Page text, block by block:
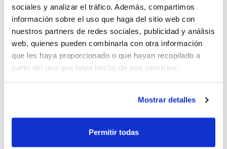
sociales y analizar el tráfico. Además, compartimos
información sobre el uso que haga del sitio web con
nuestros partners de redes sociales, publicidad y análisis
web, quienes pueden combinarla con otra información
que les haya proporcionado o que hayan recopilado a
partir del uso que haya hecho de sus servicios.
Mostrar detalles
Permitir todas
Referencia
01-211-500
Envase
Precio
Disponibilidad
Ver stock
Presentación Tipo de envase
sobres de medio
Especificaciones